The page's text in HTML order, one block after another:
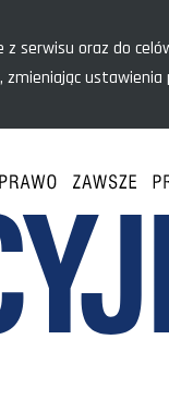
serwisu oraz do